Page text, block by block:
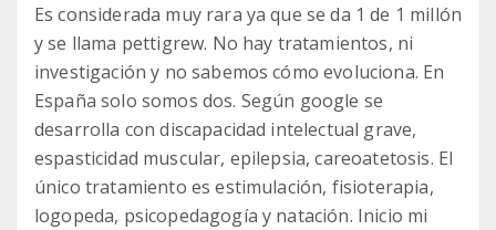
Es considerada muy rara ya que se da 1 de 1 millón
y se llama pettigrew. No hay tratamientos, ni
investigación y no sabemos cómo evoluciona. En
España solo somos dos. Según google se
desarrolla con discapacidad intelectual grave,
espasticidad muscular, epilepsia, careoatetosis. El
único tratamiento es estimulación, fisioterapia,
logopeda, psicopedagogía y natación. Inicio mi